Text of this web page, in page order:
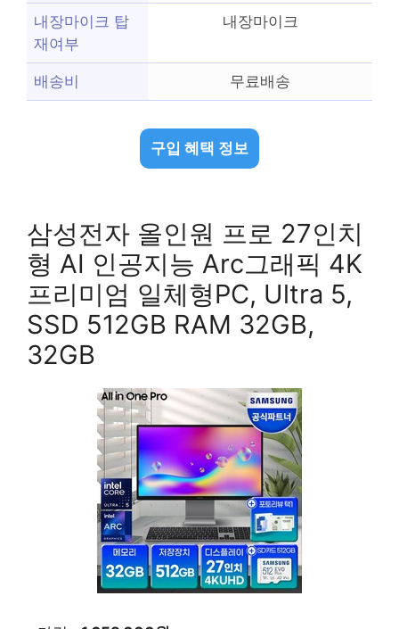
내장마이크 탑
재여부
내장마이크
배송비 무료배송
구입 혜택 정보
삼성전자 올인원 프로 27인치
형 AI 인공지능 Arc그래픽 4K
프리미엄 일체형PC, Ultra 5,
SSD 512GB RAM 32GB,
32GB